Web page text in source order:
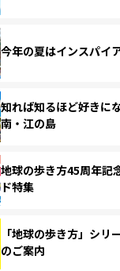
今年の夏はインスパイ
知れば知るほど好きに
南・江の島
地球の歩き方45周年記
ド特集
「地球の歩き方」シリ
のご案内